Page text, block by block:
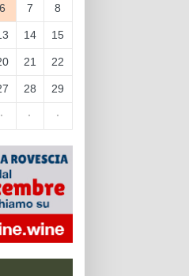
6 7 8
14 15
21 22
28 29
· · ·